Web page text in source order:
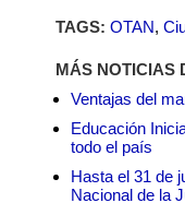
TAGS: OTAN,
MÁS NOTICIAS
Ventajas del
Educación
todo el país
Hasta el 31 de
Nacional de la